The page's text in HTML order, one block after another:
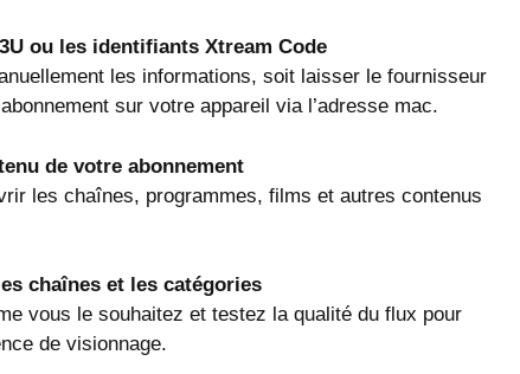
ou les identifiants Xtream Code
les informations, soit laisser le fournisseur
sur votre appareil via l’adresse mac.
de votre abonnement
les chaînes, programmes, films et autres contenus
chaînes et les catégories
vous le souhaitez et testez la qualité du flux pour
de visionnage.